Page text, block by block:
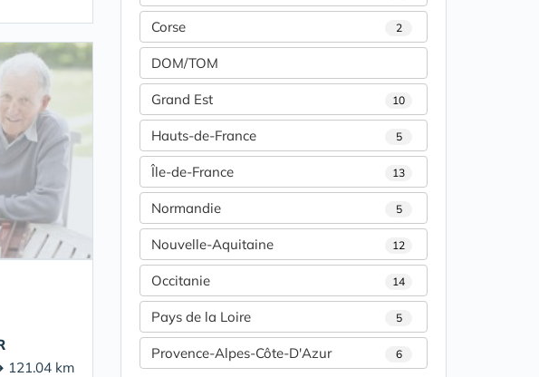
121.04 km
Corse 2
DOM/TOM
Grand Est 10
Hauts-de-France 5
Île-de-France 13
Normandie 5
Nouvelle-Aquitaine 12
Occitanie 14
Pays de la Loire 5
Provence-Alpes-Côte-D'Azur 6